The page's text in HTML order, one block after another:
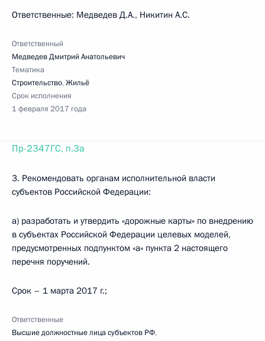
Ответственные: Медведев Д.А., Никитин А.С.
Ответственный
Медведев Дмитрий Анатольевич
Тематика
Строительство,Жильё
Срок исполнения
1 февраля 2017 года
Пр-2347ГС, п.3а
3. Рекомендовать органам исполнительной власти
субъектов Российской Федерации:
а) разработать и утвердить «дорожные карты» по внедрению
в субъектах Российской Федерации целевых моделей,
предусмотренных подпунктом «а» пункта 2 настоящего
перечня поручений.
Срок – 1 марта 2017 г.;
Ответственные
Высшие должностные лица субъектов РФ,